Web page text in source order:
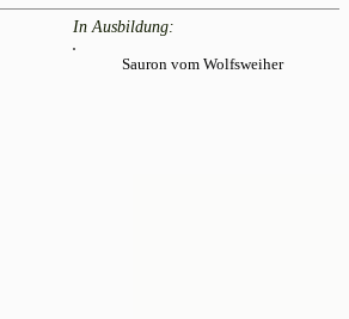
In Ausbildung:
Sauron vom Wolfsweiher